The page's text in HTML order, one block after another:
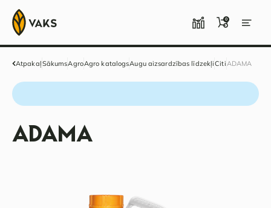
0
AtpakaļSākumsAgroAgro katalogsAugu aizsardzības līdzekļiCitiADAMA
ADAMA